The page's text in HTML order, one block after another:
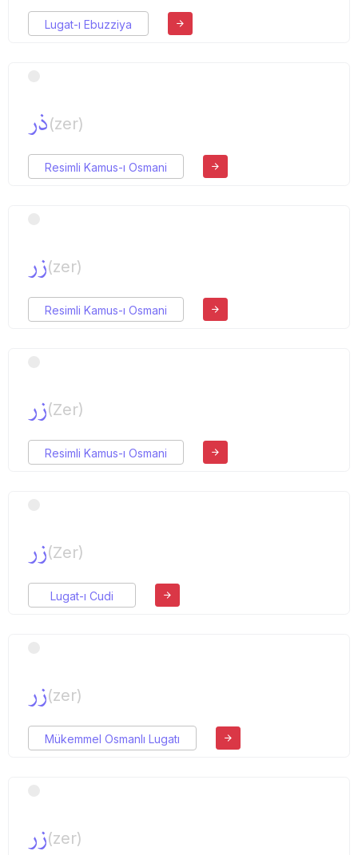
Lugat-ı Ebuzziya
ذر(zer)
Resimli Kamus-ı Osmani
زر(zer)
Resimli Kamus-ı Osmani
زر(Zer)
Resimli Kamus-ı Osmani
زر(Zer)
Lugat-ı Cudi
زر(zer)
Mükemmel Osmanlı Lugatı
زر(zer)